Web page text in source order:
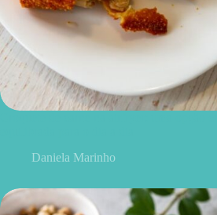
Daniela Marinho